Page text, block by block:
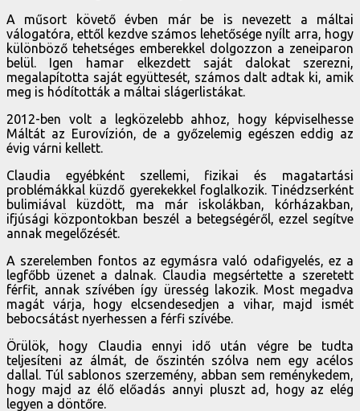
A műsort követő évben már be is nevezett a máltai
válogatóra, ettől kezdve számos lehetősége nyílt arra, hogy
különböző tehetséges emberekkel dolgozzon a zeneiparon
belül. Igen hamar elkezdett saját dalokat szerezni,
megalapította saját együttesét, számos dalt adtak ki, amik
meg is hódították a máltai slágerlistákat.
2012-ben volt a legközelebb ahhoz, hogy képviselhesse
Máltát az Eurovízión, de a győzelemig egészen eddig az
évig várni kellett.
Claudia egyébként szellemi, fizikai és magatartási
problémákkal küzdő gyerekekkel foglalkozik. Tinédzserként
bulimiával küzdött, ma már iskolákban, kórházakban,
ifjúsági központokban beszél a betegségéről, ezzel segítve
annak megelőzését.
A szerelemben fontos az egymásra való odafigyelés, ez a
legfőbb üzenet a dalnak. Claudia megsértette a szeretett
férfit, annak szívében így üresség lakozik. Most megadva
magát várja, hogy elcsendesedjen a vihar, majd ismét
bebocsátást nyerhessen a férfi szívébe.
Örülök, hogy Claudia ennyi idő után végre be tudta
teljesíteni az álmát, de őszintén szólva nem egy acélos
dallal. Túl sablonos szerzemény, abban sem reménykedem,
hogy majd az élő előadás annyi pluszt ad, hogy az elég
legyen a döntőre.